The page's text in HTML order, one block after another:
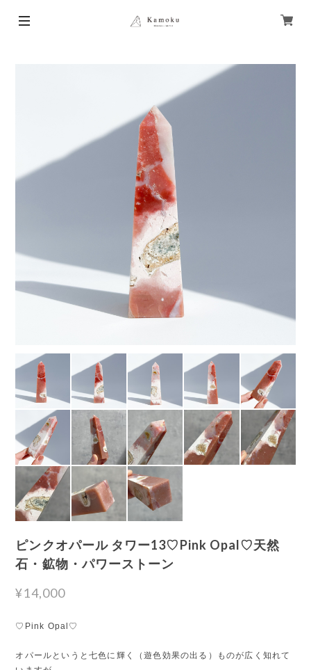
ピンクオパール タワー13♡Pink Opal♡天然
石・鉱物・パワーストーン
¥14,000
♡Pink Opal♡
オパールというと七色に輝く（遊色効果の出る）ものが広く知れて